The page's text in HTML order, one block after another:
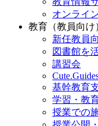
オンライ
教育（教員向け
新任教員
図書館を
講習会
基幹教育
学習・教
授業での